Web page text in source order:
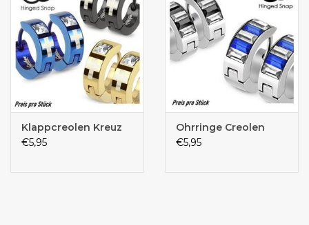
Klappcreolen Kreuz
€5,95
Ohrringe Creolen
€5,95